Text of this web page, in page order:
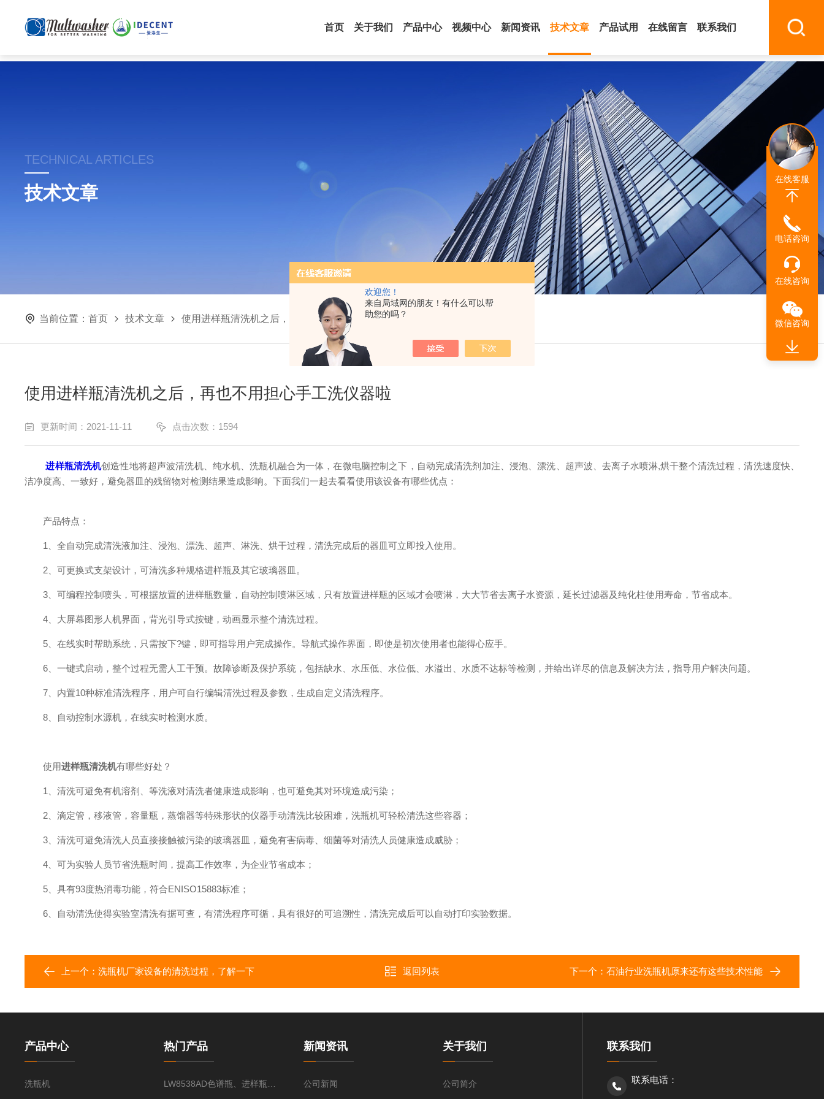
欢迎您！
来自局域网的朋友！有什么可以帮
助您的吗？
首页 关于我们 产品中心 视频中心 新闻资讯 技术文章 产品试用 在线留言 联系我们
TECHNICAL ARTICLES
技术文章
当前位置： 首页 技术文章 使用进样瓶清洗机之后，再也不用担心手工洗仪器啦
使用进样瓶清洗机之后，再也不用担心手工洗仪器啦
更新时间：2021-11-11 点击次数：1594
进样瓶清洗机创造性地将超声波清洗机、纯水机、洗瓶机融合为一体，在微电脑控制之下，自动完成清洗剂加注、浸泡、漂洗、超声波、去离子水喷淋,烘干整个清洗过程，清洗速度快、
洁净度高、一致好，避免器皿的残留物对检测结果造成影响。下面我们一起去看看使用该设备有哪些优点：
产品特点：
1、全自动完成清洗液加注、浸泡、漂洗、超声、淋洗、烘干过程，清洗完成后的器皿可立即投入使用。
2、可更换式支架设计，可清洗多种规格进样瓶及其它玻璃器皿。
3、可编程控制喷头，可根据放置的进样瓶数量，自动控制喷淋区域，只有放置进样瓶的区域才会喷淋，大大节省去离子水资源，延长过滤器及纯化柱使用寿命，节省成本。
4、大屏幕图形人机界面，背光引导式按键，动画显示整个清洗过程。
5、在线实时帮助系统，只需按下?键，即可指导用户完成操作。导航式操作界面，即使是初次使用者也能得心应手。
6、一键式启动，整个过程无需人工干预。故障诊断及保护系统，包括缺水、水压低、水位低、水溢出、水质不达标等检测，并给出详尽的信息及解决方法，指导用户解决问题。
7、内置10种标准清洗程序，用户可自行编辑清洗过程及参数，生成自定义清洗程序。
8、自动控制水源机，在线实时检测水质。
使用进样瓶清洗机有哪些好处？
1、清洗可避免有机溶剂、等洗液对清洗者健康造成影响，也可避免其对环境造成污染；
2、滴定管，移液管，容量瓶，蒸馏器等特殊形状的仪器手动清洗比较困难，洗瓶机可轻松清洗这些容器；
3、清洗可避免清洗人员直接接触被污染的玻璃器皿，避免有害病毒、细菌等对清洗人员健康造成威胁；
4、可为实验人员节省洗瓶时间，提高工作效率，为企业节省成本；
5、具有93度热消毒功能，符合ENISO15883标准；
6、自动清洗使得实验室清洗有据可查，有清洗程序可循，具有很好的可追溯性，清洗完成后可以自动打印实验数据。
上一个： 洗瓶机厂家设备的清洗过程，了解一下 返回列表 下一个： 石油行业洗瓶机原来还有这些技术性能
联系我们
联系电话：
产品中心
洗瓶机
热门产品 新闻资讯
公司新闻
关于我们
公司简介
在线客服
电话咨询
在线咨询
微信咨询